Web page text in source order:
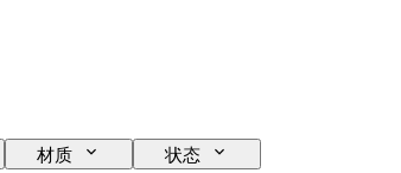
材质
状态